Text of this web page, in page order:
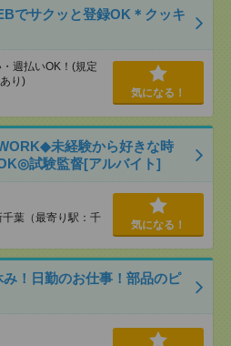
でサクッと登録OK＊クッキ
週払いOK！(規定
り)
気になる！
未経験から好きな時
試験監督[アルバイト]
葉（最寄り駅：千
気になる！
！日勤のお仕事！部品のピ